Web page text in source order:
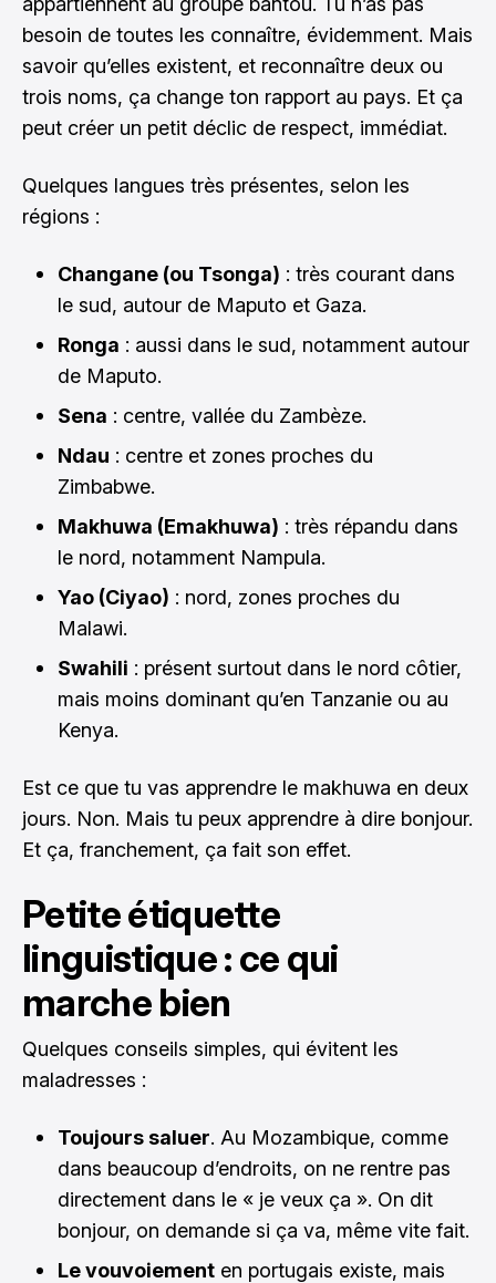
besoin de toutes les connaître, évidemment. Mais
savoir qu’elles existent, et reconnaître deux ou
trois noms, ça change ton rapport au pays. Et ça
peut créer un petit déclic de respect, immédiat.
Quelques langues très présentes, selon les
régions :
Changane (ou Tsonga) : très courant dans
le sud, autour de Maputo et Gaza.
Ronga : aussi dans le sud, notamment autour
de Maputo.
Sena : centre, vallée du Zambèze.
Ndau : centre et zones proches du
Zimbabwe.
Makhuwa (Emakhuwa) : très répandu dans
le nord, notamment Nampula.
Yao (Ciyao) : nord, zones proches du
Malawi.
Swahili : présent surtout dans le nord côtier,
mais moins dominant qu’en Tanzanie ou au
Kenya.
Est ce que tu vas apprendre le makhuwa en deux
jours. Non. Mais tu peux apprendre à dire bonjour.
Et ça, franchement, ça fait son effet.
Petite étiquette
linguistique : ce qui
marche bien
Quelques conseils simples, qui évitent les
maladresses :
Toujours saluer. Au Mozambique, comme
dans beaucoup d’endroits, on ne rentre pas
directement dans le « je veux ça ». On dit
bonjour, on demande si ça va, même vite fait.
Le vouvoiement en portugais existe, mais